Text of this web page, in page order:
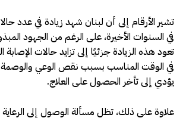
تشير الأرقام إلى أن لبنان شهد زيادة في عدد
في السنوات الأخيرة، على الرغم من الجهود
تعود هذه الزيادة جزئيًا إلى تزايد حالات الإصابة
في الوقت المناسب بسبب نقص الوعي والوصمة
يؤدي إلى تأخر الحصول على العلاج.
علاوة على ذلك، تظل مسألة الوصول إلى الرعاية